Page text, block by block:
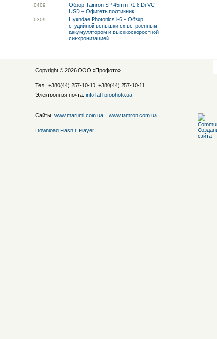
0409
Обзор Tamron SP 45mm f/1.8 Di VC
USD – Офигеть полтинник!
0309
Hyundae Photonics i-6 – Обзор
студийной вспышки со встроенным
аккумулятором и высокоскоростной
синхронизацией.
Copyright © 2026 ООО «Профото»
Тел.: +380(44) 257-10-10, +380(44) 257-10-11
Электронная почта: info [at] prophoto.ua
Сайты: www.marumi.com.ua www.tamron.com.ua
Download Flash 8 Player